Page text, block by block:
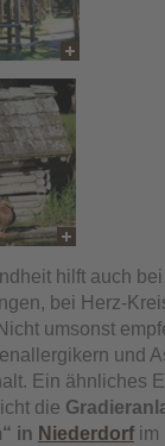
hilft auch bei
bei Herz-
umsonst
und
Ein ähnliches
die
in Niederdorfim